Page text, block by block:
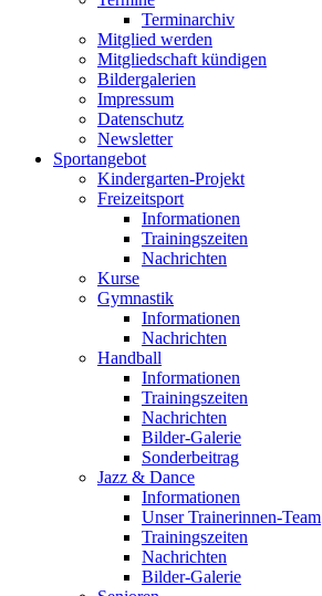
Terminarchiv
Mitglied werden
Mitgliedschaft kündigen
Bildergalerien
Impressum
Datenschutz
Newsletter
Sportangebot
Kindergarten-Projekt
Freizeitsport
Informationen
Trainingszeiten
Nachrichten
Kurse
Gymnastik
Informationen
Nachrichten
Handball
Informationen
Trainingszeiten
Nachrichten
Bilder-Galerie
Sonderbeitrag
Jazz & Dance
Informationen
Unser Trainerinnen-Team
Trainingszeiten
Nachrichten
Bilder-Galerie